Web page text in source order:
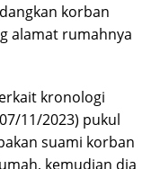
korban
alamat rumahnya
kronologi
11/2023) pukul
suami korban
kemudian dia